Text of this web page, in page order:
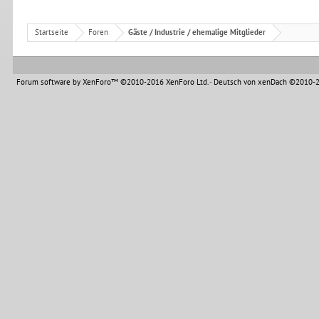
Startseite Foren Gäste / Industrie / ehemalige Mitglieder
Forum software by XenForo™©2010-2016 XenForo Ltd.- Deutsch von xenDach©2010-